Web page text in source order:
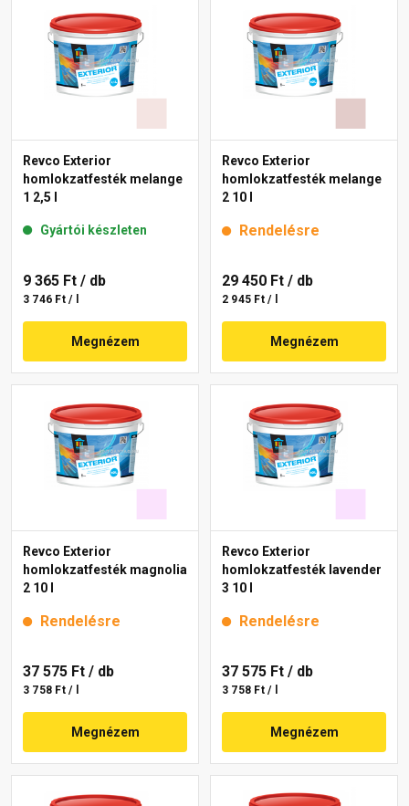
Revco Exterior
homlokzatfesték melange
1 2,5 l
Gyártói készleten
9 365 Ft / db
3 746 Ft / l
Megnézem
Revco Exterior
homlokzatfesték melange
2 10 l
Rendelésre
29 450 Ft / db
2 945 Ft / l
Megnézem
Revco Exterior
homlokzatfesték magnolia
2 10 l
Rendelésre
37 575 Ft / db
3 758 Ft / l
Megnézem
Revco Exterior
homlokzatfesték lavender
3 10 l
Rendelésre
37 575 Ft / db
3 758 Ft / l
Megnézem